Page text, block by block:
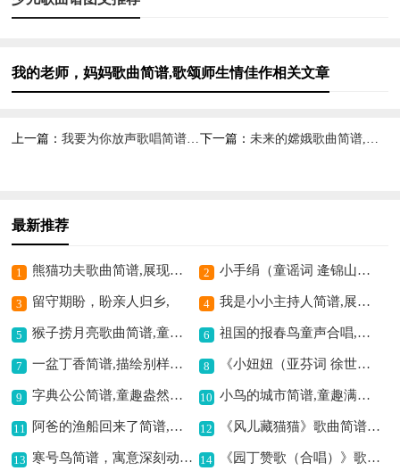
我的老师，妈妈歌曲简谱,歌颂师生情佳作相关文章
上一篇：我要为你放声歌唱简谱,唱出心中真挚情感 下一篇： 未来的嫦娥歌曲简谱,畅想嫦娥的未来
最新推荐
1 熊猫功夫歌曲简谱,展现独特功夫魅力 2 小手绢（童谣词 逄锦山曲）简谱,经典童谣纯真可爱
3 留守期盼，盼亲人归乡, 4 我是小小主持人简谱,展现主持梦想风采
5 猴子捞月亮歌曲简谱,童趣满满的经典之作 6 祖国的报春鸟童声合唱,唱出纯真爱国情
7 一盆丁香简谱,描绘别样意境 8 《小妞妞（亚芬词 徐世旭曲）》歌曲简谱,童趣满满的佳作
9 字典公公简谱,童趣盎然之作 10 小鸟的城市简谱,童趣满满的歌曲
11 阿爸的渔船回来了简谱,无伴奏合唱很动人 12 《风儿藏猫猫》歌曲简谱,趣味儿歌藏着童真
13 寒号鸟简谱，寓意深刻动人, 14 《园丁赞歌（合唱）》歌曲简谱,歌颂园丁的动人旋律